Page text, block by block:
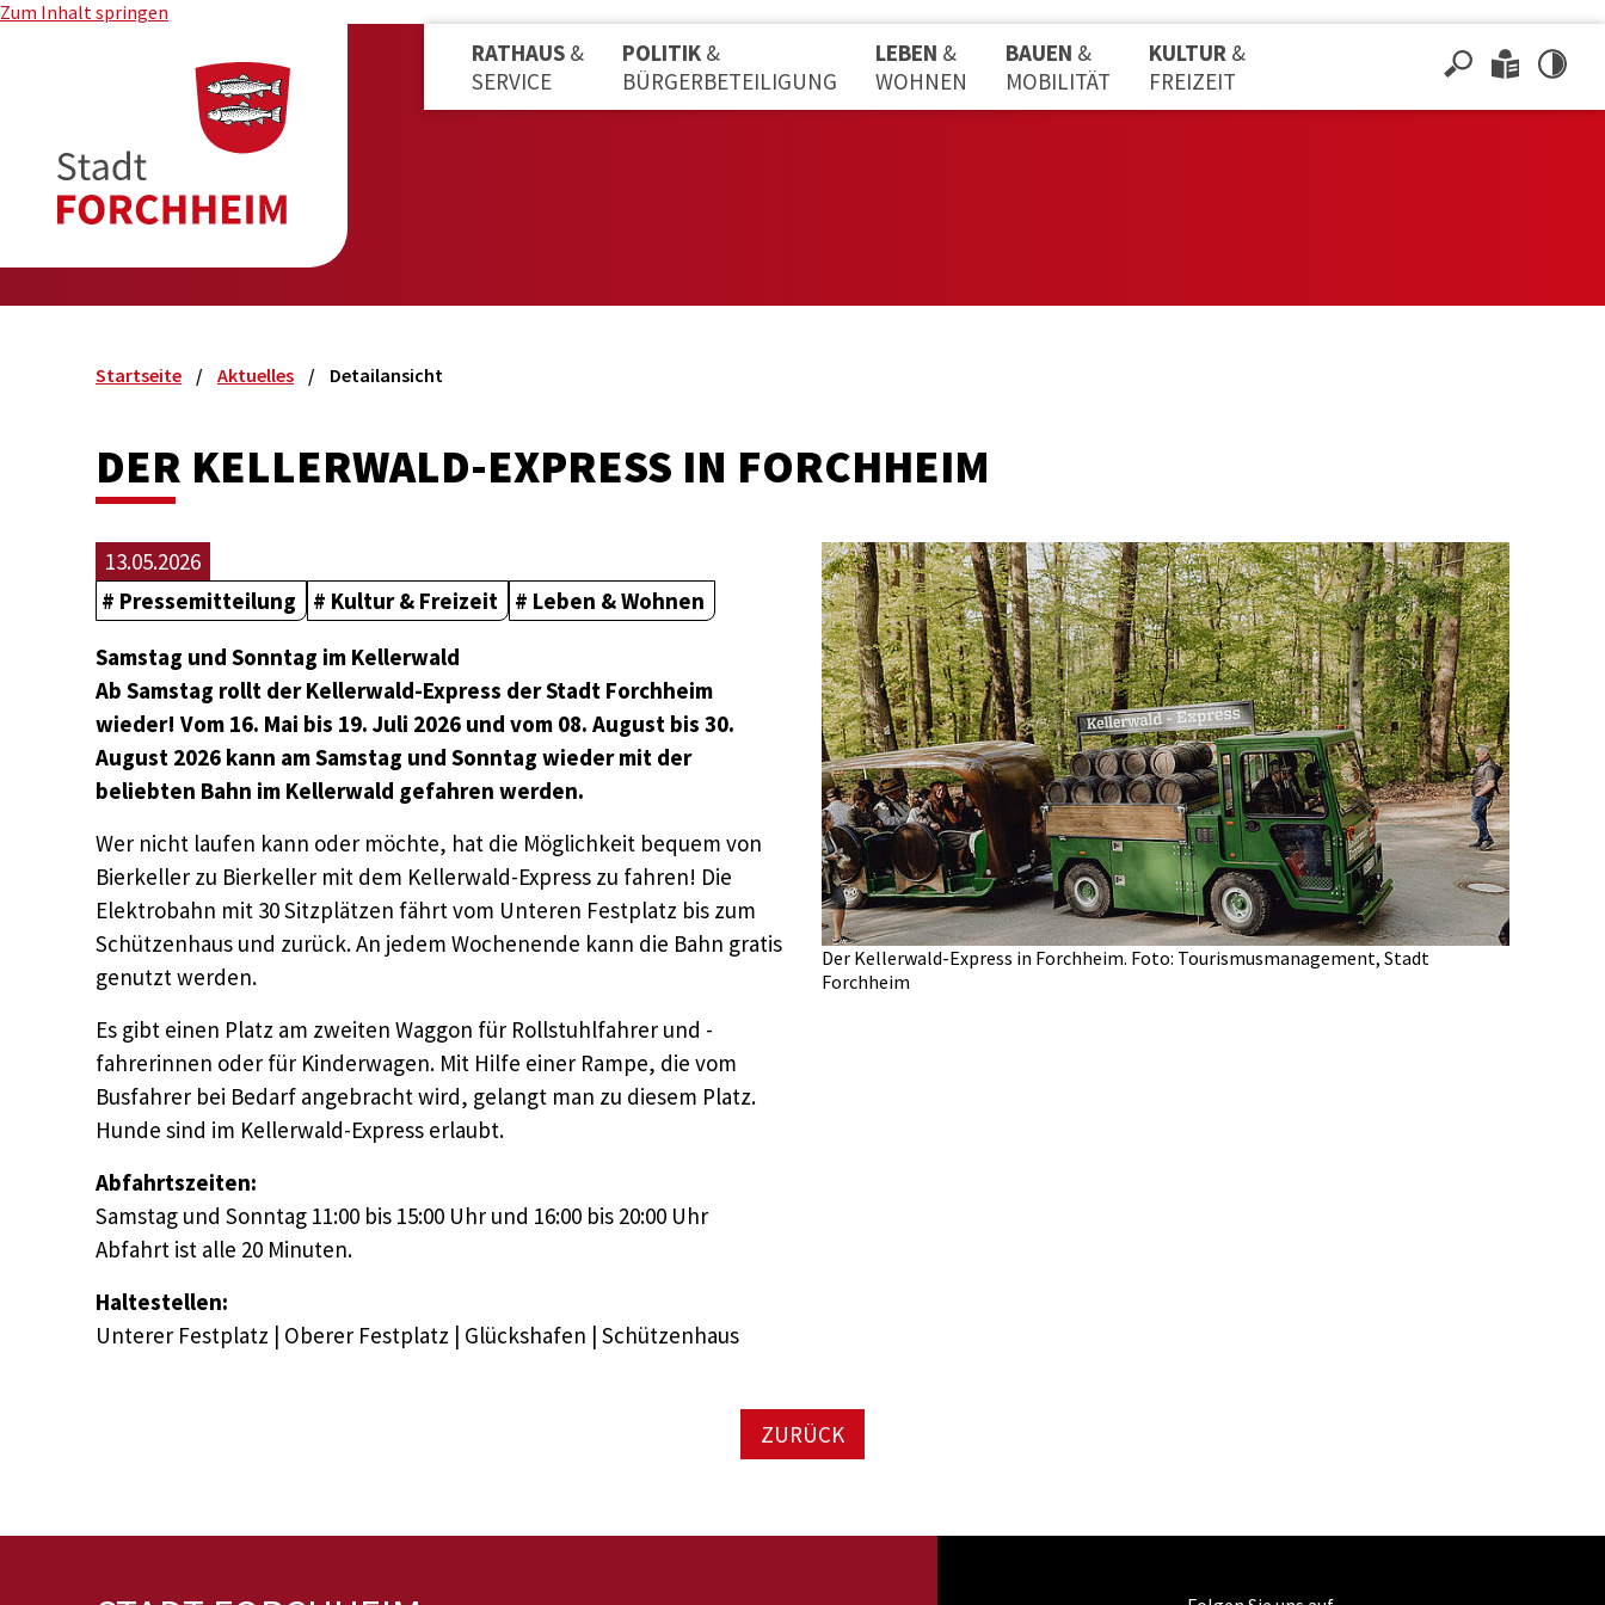
Zum Inhalt springen
RATHAUS &
SERVICE
POLITIK &
BÜRGERBETEILIGUNG
LEBEN &
WOHNEN
BAUEN &
MOBILITÄT
KULTUR &
FREIZEIT
Startseite Aktuelles Detailansicht
DER KELLERWALD-EXPRESS IN FORCHHEIM
Der Kellerwald-Express in Forchheim. Foto: Tourismusmanagement, Stadt
Forchheim
13.05.2026
Pressemitteilung
Kultur & Freizeit
Leben & Wohnen
Samstag und Sonntag im Kellerwald
Ab Samstag rollt der Kellerwald-Express der Stadt Forchheim
wieder! Vom 16. Mai bis 19. Juli 2026 und vom 08. August bis 30.
August 2026 kann am Samstag und Sonntag wieder mit der
beliebten Bahn im Kellerwald gefahren werden.
Wer nicht laufen kann oder möchte, hat die Möglichkeit bequem von
Bierkeller zu Bierkeller mit dem Kellerwald-Express zu fahren! Die
Elektrobahn mit 30 Sitzplätzen fährt vom Unteren Festplatz bis zum
Schützenhaus und zurück. An jedem Wochenende kann die Bahn gratis
genutzt werden.
Es gibt einen Platz am zweiten Waggon für Rollstuhlfahrer und -
fahrerinnen oder für Kinderwagen. Mit Hilfe einer Rampe, die vom
Busfahrer bei Bedarf angebracht wird, gelangt man zu diesem Platz.
Hunde sind im Kellerwald-Express erlaubt.
Abfahrtszeiten:
Samstag und Sonntag 11:00 bis 15:00 Uhr und 16:00 bis 20:00 Uhr
Abfahrt ist alle 20 Minuten.
Haltestellen:
Unterer Festplatz | Oberer Festplatz | Glückshafen | Schützenhaus
ZURÜCK